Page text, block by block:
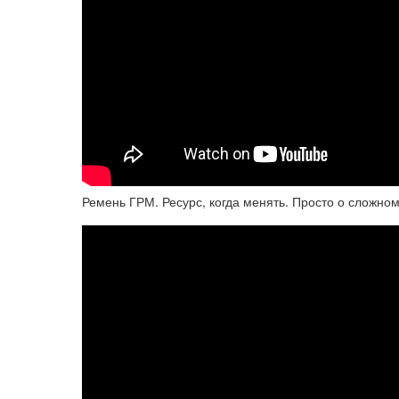
Ремень ГРМ. Ресурс, когда менять. Просто о сложном